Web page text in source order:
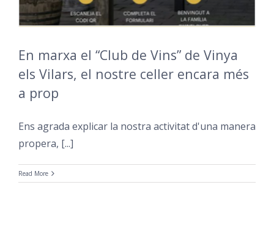
En marxa el “Club de Vins” de Vinya
els Vilars, el nostre celler encara més
a prop
Ens agrada explicar la nostra activitat d'una manera
propera, [...]
Read More